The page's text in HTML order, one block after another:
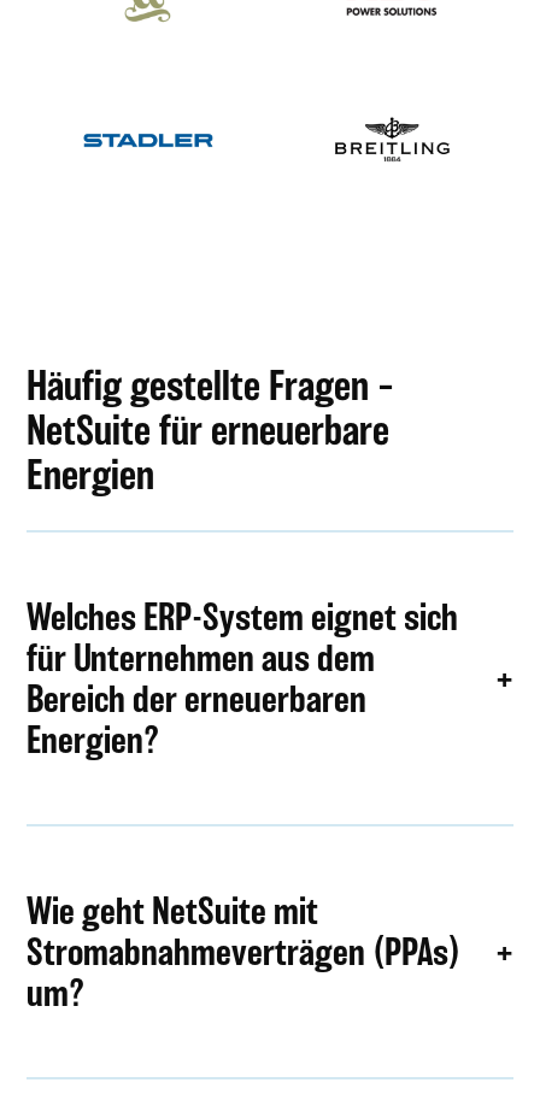
Häufig gestellte Fragen –
NetSuite für erneuerbare
Energien
Welches ERP-System eignet sich
für Unternehmen aus dem
Bereich der erneuerbaren
Energien?
Wie geht NetSuite mit
Stromabnahmeverträgen (PPAs)
um?